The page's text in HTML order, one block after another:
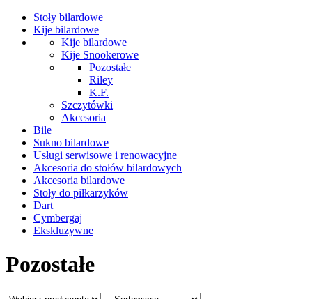
Stoły bilardowe
Kije bilardowe
Kije bilardowe
Kije Snookerowe
Pozostałe
Riley
K.F.
Szczytówki
Akcesoria
Bile
Sukno bilardowe
Usługi serwisowe i renowacyjne
Akcesoria do stołów bilardowych
Akcesoria bilardowe
Stoły do piłkarzyków
Dart
Cymbergaj
Ekskluzywne
Pozostałe